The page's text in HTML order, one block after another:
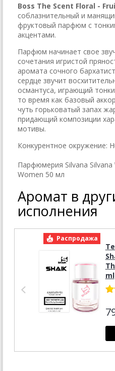
Boss The Scent Floral -
соблазнительный и
фруктовый парфюм с
акцентами.
Парфюм начинает свое
сочетания игристой
аромата сочного
сердце звучит
османтуса, играющий
то время как базовый
чуть горьковатый запах
придающий композиции
мотивы.
Конкурентное окружение:
Парфюмерия Silvana
Women 50 мл
Аромат в
исполнения
Распродажа
ml